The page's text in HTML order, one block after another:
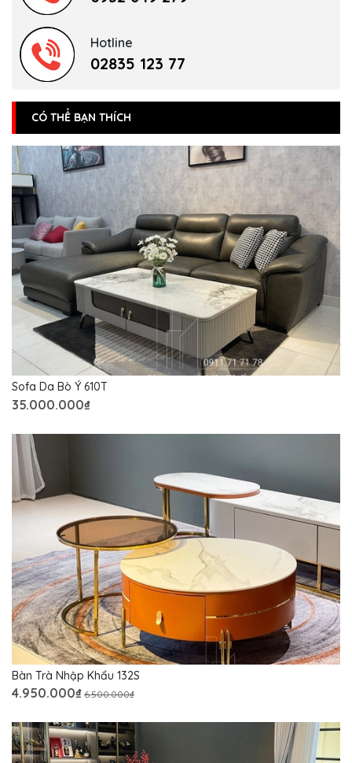
Hotline
02835 123 77
CÓ THỂ BẠN THÍCH
Sofa Da Bò Ý 610T
35.000.000₫
Bàn Trà Nhập Khẩu 132S
4.950.000₫ 6.500.000₫